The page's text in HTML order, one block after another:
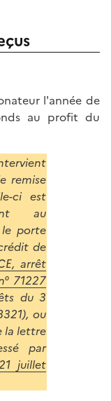
l'année de
au profit du
remise
ci est
au
porte
de
arrêt
71227
du 3
ou
la lettre
par
juillet